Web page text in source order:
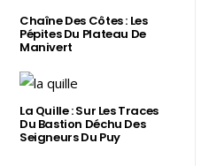
Chaîne Des Côtes : Les
Pépites Du Plateau De
Manivert
La Quille : Sur Les Traces
Du Bastion Déchu Des
Seigneurs Du Puy